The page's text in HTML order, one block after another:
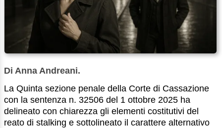
Di Anna Andreani.
La Quinta sezione penale della Corte di Cassazione
con la sentenza n. 32506 del 1 ottobre 2025 ha
delineato con chiarezza gli elementi costitutivi del
reato di stalking e sottolineato il carattere alternativo